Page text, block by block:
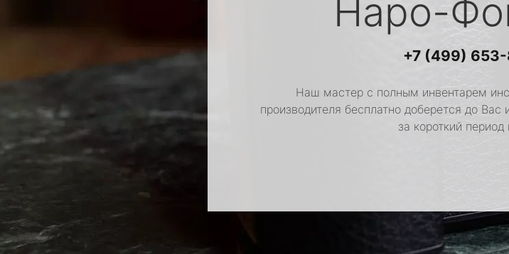
Наро-
+7 (499)
Наш мастер с полным инвентарем
производителя бесплатно доберется до Вас
за короткий